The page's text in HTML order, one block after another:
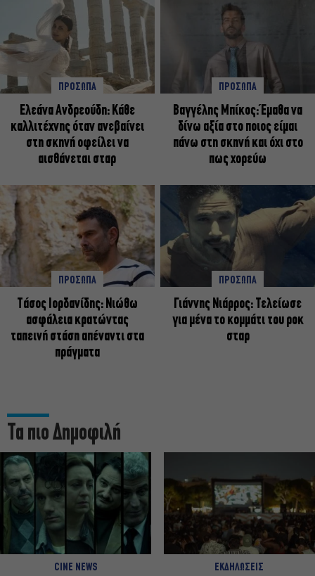
ΠΡΟΣΩΠΑ
Ελεάνα Ανδρεούδη: Κάθε
καλλιτέχνης όταν ανεβαίνει
στη σκηνή οφείλει να
αισθάνεται σταρ
ΠΡΟΣΩΠΑ
Βαγγέλης Μπίκος: Έμαθα να
δίνω αξία στο ποιος είμαι
πάνω στη σκηνή και όχι στο
πως χορεύω
ΠΡΟΣΩΠΑ
Tάσος Ιορδανίδης: Νιώθω
ασφάλεια κρατώντας
ταπεινή στάση απέναντι στα
πράγματα
ΠΡΟΣΩΠΑ
Γιάννης Νιάρρος: Τελείωσε
για μένα το κομμάτι του ροκ
σταρ
Τα πιο Δημοφιλή
CINE NEWS ΕΚΔΗΛΩΣΕΙΣ